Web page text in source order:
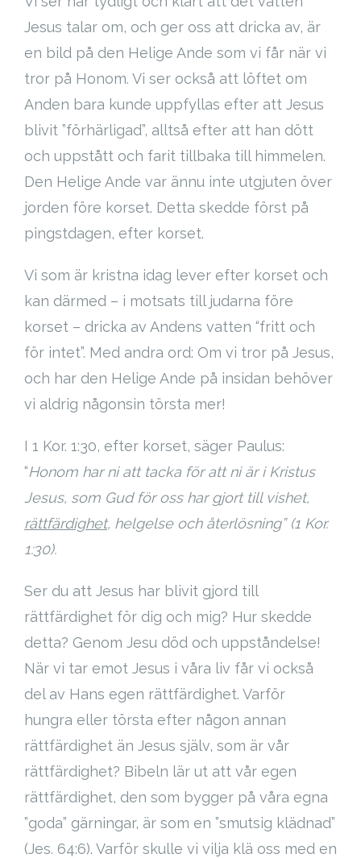
Jesus talar om, och ger oss att dricka av, är
en bild på den Helige Ande som vi får när vi
tror på Honom. Vi ser också att löftet om
Anden bara kunde uppfyllas efter att Jesus
blivit ”förhärligad”, alltså efter att han dött
och uppstått och farit tillbaka till himmelen.
Den Helige Ande var ännu inte utgjuten över
jorden före korset. Detta skedde först på
pingstdagen, efter korset.
Vi som är kristna idag lever efter korset och
kan därmed – i motsats till judarna före
korset – dricka av Andens vatten “fritt och
för intet”. Med andra ord: Om vi tror på Jesus,
och har den Helige Ande på insidan behöver
vi aldrig någonsin törsta mer!
I 1 Kor. 1:30, efter korset, säger Paulus:
“Honom har ni att tacka för att ni är i Kristus
Jesus, som Gud för oss har gjort till vishet,
rättfärdighet, helgelse och återlösning” (1 Kor.
1:30).
Ser du att Jesus har blivit gjord till
rättfärdighet för dig och mig? Hur skedde
detta? Genom Jesu död och uppståndelse!
När vi tar emot Jesus i våra liv får vi också
del av Hans egen rättfärdighet. Varför
hungra eller törsta efter någon annan
rättfärdighet än Jesus själv, som är vår
rättfärdighet? Bibeln lär ut att vår egen
rättfärdighet, den som bygger på våra egna
”goda” gärningar, är som en ”smutsig klädnad”
(Jes. 64:6). Varför skulle vi vilja klä oss med en